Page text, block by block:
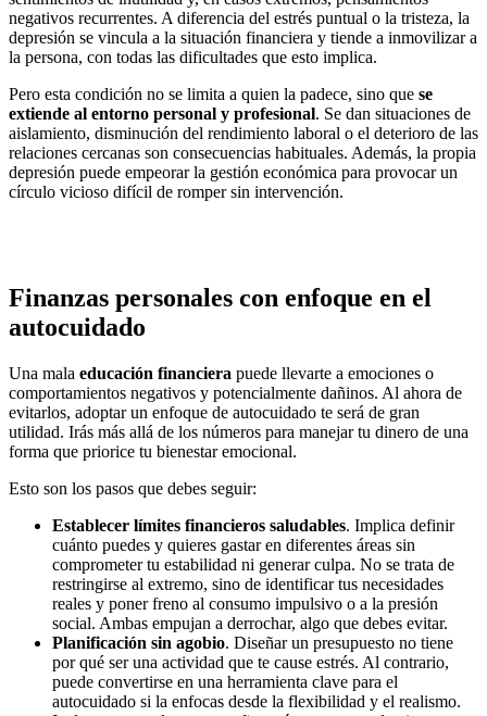
negativos recurrentes. A diferencia del estrés puntual o la tristeza, la
depresión se vincula a la situación financiera y tiende a inmovilizar a
la persona, con todas las dificultades que esto implica.
Pero esta condición no se limita a quien la padece, sino que se
extiende al entorno personal y profesional. Se dan situaciones de
aislamiento, disminución del rendimiento laboral o el deterioro de las
relaciones cercanas son consecuencias habituales. Además, la propia
depresión puede empeorar la gestión económica para provocar un
círculo vicioso difícil de romper sin intervención.
Finanzas personales con enfoque en el
autocuidado
Una mala educación financiera puede llevarte a emociones o
comportamientos negativos y potencialmente dañinos. Al ahora de
evitarlos, adoptar un enfoque de autocuidado te será de gran
utilidad. Irás más allá de los números para manejar tu dinero de una
forma que priorice tu bienestar emocional.
Esto son los pasos que debes seguir:
Establecer límites financieros saludables. Implica definir
cuánto puedes y quieres gastar en diferentes áreas sin
comprometer tu estabilidad ni generar culpa. No se trata de
restringirse al extremo, sino de identificar tus necesidades
reales y poner freno al consumo impulsivo o a la presión
social. Ambas empujan a derrochar, algo que debes evitar.
Planificación sin agobio. Diseñar un presupuesto no tiene
por qué ser una actividad que te cause estrés. Al contrario,
puede convertirse en una herramienta clave para el
autocuidado si la enfocas desde la flexibilidad y el realismo.